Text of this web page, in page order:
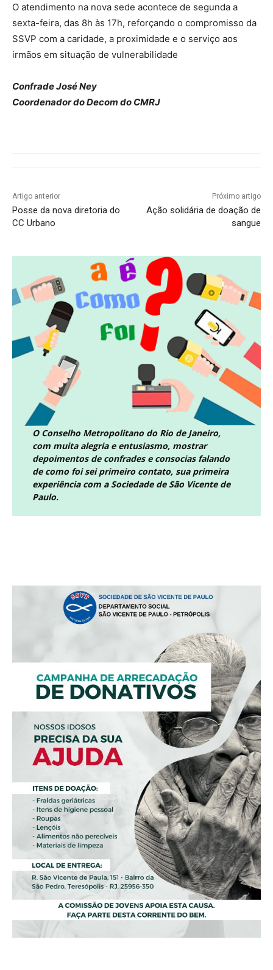
O atendimento na nova sede acontece de segunda a
sexta-feira, das 8h às 17h, reforçando o compromisso da
SSVP com a caridade, a proximidade e o serviço aos
irmãos em situação de vulnerabilidade
Confrade José Ney
Coordenador do Decom do CMRJ
Artigo anterior
Posse da nova diretoria do
CC Urbano
Próximo artigo
Ação solidária de doação de
sangue
O Conselho Metropolitano do Rio de Janeiro,
com muita alegria e entusiasmo, mostrar
depoimentos de confrades e consocias falando
de como foi sei primeiro contato, sua primeira
experiência com a Sociedade de São Vicente de
Paulo.